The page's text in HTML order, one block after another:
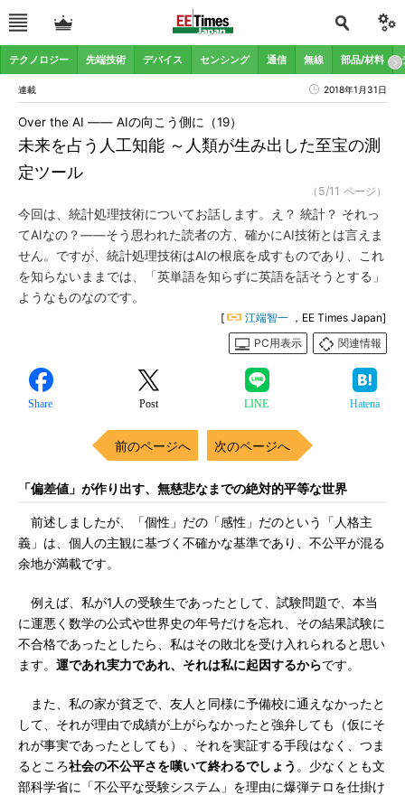
テクノロジー 先端技術 デバイス センシング 通信 無線 部品/材料
連載 2018年1月31日
未来を占う人工知能 ～人類が生み出した至宝の測
定ツール
Over the AI ―― AIの向こう側に（19）
（5/11 ページ）
今回は、統計処理技術についてお話します。え？ 統計？ それっ
てAIなの？――そう思われた読者の方、確かにAI技術とは言えま
せん。ですが、統計処理技術はAIの根底を成すものであり、これ
を知らないままでは、「英単語を知らずに英語を話そうとする」
ようなものなのです。
[ 江端智一 ，EE Times Japan]
PC用表示
関連情報
Share Post LINE Hatena
前のページへ 次のページへ
「偏差値」が作り出す、無慈悲なまでの絶対的平等な世界
前述しましたが、「個性」だの「感性」だのという「人格主
義」は、個人の主観に基づく不確かな基準であり、不公平が混る
余地が満載です。
例えば、私が1人の受験生であったとして、試験問題で、本当
に運悪く数学の公式や世界史の年号だけを忘れ、その結果試験に
不合格であったとしたら、私はその敗北を受け入れられると思い
ます。 運であれ実力であれ、それは私に起因するからです。
また、私の家が貧乏で、友人と同様に予備校に通えなかったと
して、それが理由で成績が上がらなかったと強弁しても（仮にそ
れが事実であったとしても）、それを実証する手段はなく、つま
るところ社会の不公平さを嘆いて終わるでしょう 。少なくとも文
部科学省に「不公平な受験システム」を理由に爆弾テロを仕掛け